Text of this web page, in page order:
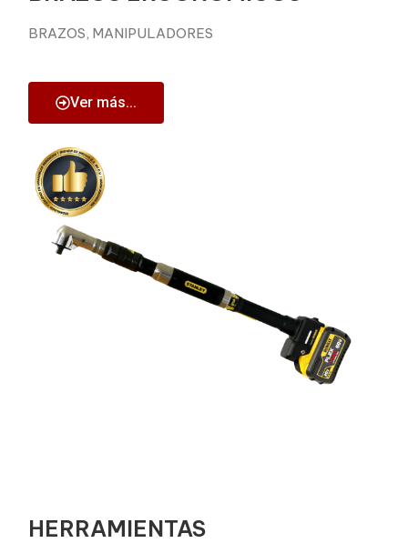
BRAZOS, MANIPULADORES
Ver más...
HERRAMIENTAS